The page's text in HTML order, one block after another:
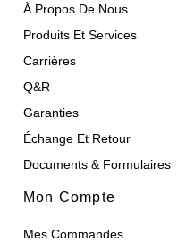
À Propos De Nous
Produits Et Services
Carrières
Q&R
Garanties
Échange Et Retour
Documents & Formulaires
Mon Compte
Mes Commandes